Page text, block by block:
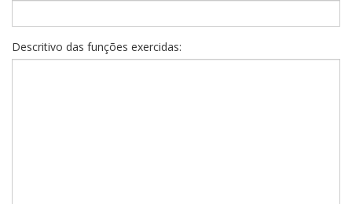
Descritivo das funções exercidas: